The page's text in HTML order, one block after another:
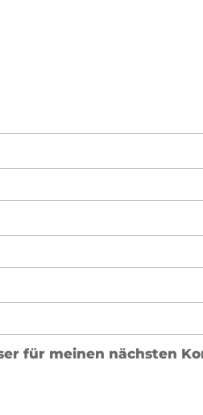
für meinen nächsten